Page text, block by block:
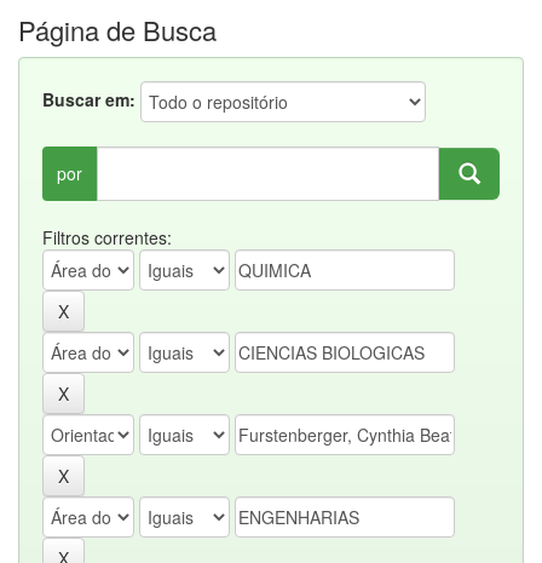
Página de Busca
Buscar em:
por
Filtros correntes: